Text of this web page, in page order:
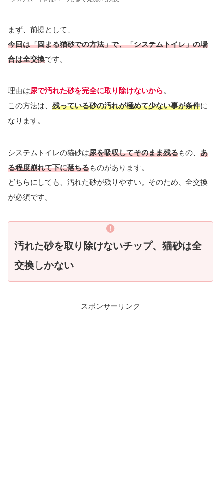
まず、前提として、
今回は「固まる猫砂での方法」で、「システムトイレ」の場
合は全交換です。
理由は尿で汚れた砂を完全に取り除けないから。
この方法は、 残っている砂の汚れが極めて少ない事が条件に
なります。
システムトイレの猫砂は尿を吸収してそのまま残るもの、 あ
る程度崩れて下に落ちるものがあります。
どちらにしても、汚れた砂が残りやすい。そのため、全交換
が必須です。
汚れた砂を取り除けないチップ、猫砂は全
交換しかない
スポンサーリンク